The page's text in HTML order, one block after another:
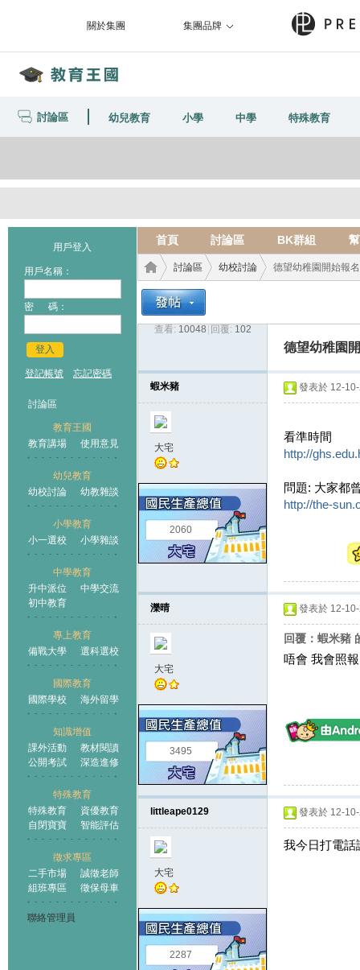
關於集團 集團品牌
討論區 幼兒教育 小學 中學 特殊教育
用戶登入
用戶名稱：
密 碼：
登入
登記帳號 忘記密碼
討論區
教育王國
教育講場
使用意見
幼兒教育
幼校討論
幼教雜談
小學教育
小一選校
小學雜談
中學教育
升中派位
中學交流
初中教育
專上教育
備戰大學
選科選校
國際教育
國際學校
海外留學
知識增值
課外活動
教材閱讀
公開考試
深造進修
特殊教育
特殊教育
資優教育
自閉寶寶
智能評估
徵求專區
二手市場
誠徵老師
組班專區
徵保母車
聯絡管理員
首頁 討論區 BK群組
教育
王國
›
討論區
›
幼校討論 德望幼稚園開始報
查看: 10048 回覆: 102
德望幼稚園
蝦米豬
大宅
2060
發表於 12-
看準時間
http://
問題: 大家都
http://the-
濼晴
大宅
3495
發表於 12-
回覆：蝦米豬
唔會 我會照報
littleape0129
大宅
2287
發表於 12-
我今日打電話